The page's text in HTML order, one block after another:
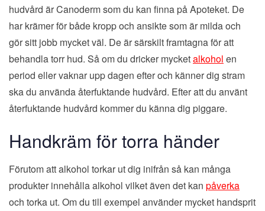
hudvård är Canoderm som du kan finna på Apoteket. De
har krämer för både kropp och ansikte som är milda och
gör sitt jobb mycket väl. De är särskilt framtagna för att
behandla torr hud. Så om du dricker mycketalkohol en
period eller vaknar upp dagen efter och känner dig stram
ska du använda återfuktande hudvård. Efter att du använt
återfuktande hudvård kommer du känna dig piggare.
Handkräm för torra händer
Förutom att alkohol torkar ut dig inifrån så kan många
produkter innehålla alkohol vilket även det kan påverka
och torka ut. Om du till exempel använder mycket handsprit